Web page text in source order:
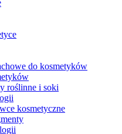
do kosmetyków
roślinne i soki
kosmetyczne